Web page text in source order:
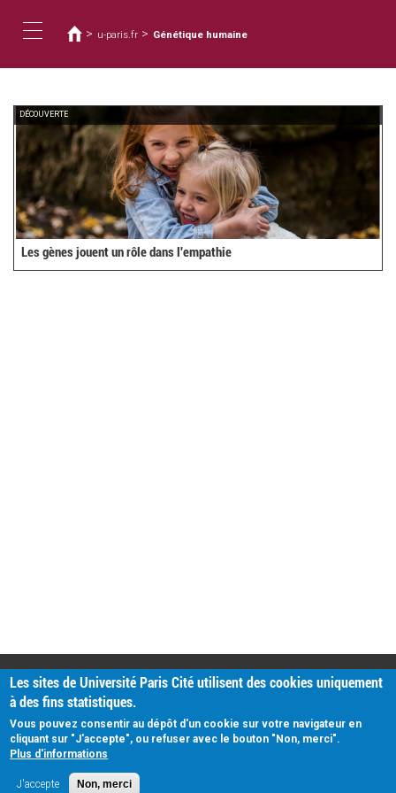
容
navigation
在
這
裡
> u-paris.fr > Génétique humaine
DÉCOUVERTE
Les gènes jouent un rôle dans l'empathie
PRATIQUE
Plan d'accès
Intranet
Mentions légales
Données personnelles
Les sites de Université Paris Cité utilisent des cookies uniquement
à des fins statistiques.
Vous pouvez consentir au dépôt d'un cookie sur votre navigateur en
cliquant sur "J'accepte", ou refuser avec le bouton "Non, merci".
Plus d'informations
J'accepte Non, merci